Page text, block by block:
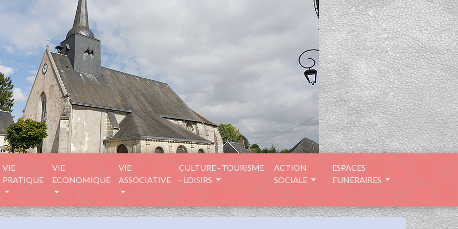
VIE
PRATIQUE
VIE
ECONOMIQUE
VIE
ASSOCIATIVE
CULTURE - TOURISME
- LOISIRS
ACTION
SOCIALE
ESPACES
FUNERAIRES